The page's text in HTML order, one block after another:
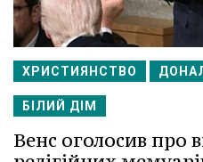
ХРИСТИЯНСТВО
БІЛИЙ ДІМ
Венс оголосив про